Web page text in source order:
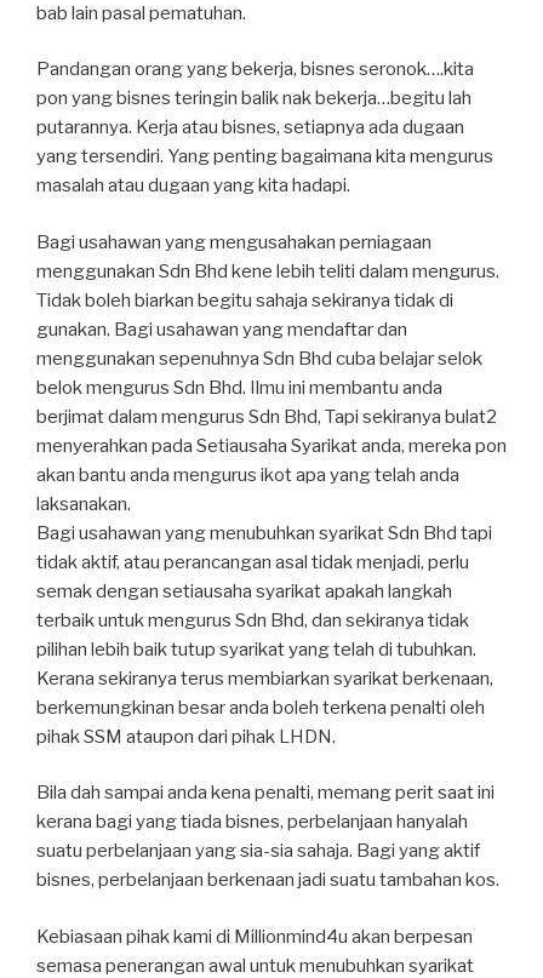
bab lain pasal pematuhan.
Pandangan orang yang bekerja, bisnes seronok….kita
pon yang bisnes teringin balik nak bekerja…begitu lah
putarannya. Kerja atau bisnes, setiapnya ada dugaan
yang tersendiri. Yang penting bagaimana kita mengurus
masalah atau dugaan yang kita hadapi.
Bagi usahawan yang mengusahakan perniagaan
menggunakan Sdn Bhd kene lebih teliti dalam mengurus.
Tidak boleh biarkan begitu sahaja sekiranya tidak di
gunakan. Bagi usahawan yang mendaftar dan
menggunakan sepenuhnya Sdn Bhd cuba belajar selok
belok mengurus Sdn Bhd. Ilmu ini membantu anda
berjimat dalam mengurus Sdn Bhd, Tapi sekiranya bulat2
menyerahkan pada Setiausaha Syarikat anda, mereka pon
akan bantu anda mengurus ikot apa yang telah anda
laksanakan.
Bagi usahawan yang menubuhkan syarikat Sdn Bhd tapi
tidak aktif, atau perancangan asal tidak menjadi, perlu
semak dengan setiausaha syarikat apakah langkah
terbaik untuk mengurus Sdn Bhd, dan sekiranya tidak
pilihan lebih baik tutup syarikat yang telah di tubuhkan.
Kerana sekiranya terus membiarkan syarikat berkenaan,
berkemungkinan besar anda boleh terkena penalti oleh
pihak SSM ataupon dari pihak LHDN.
Bila dah sampai anda kena penalti, memang perit saat ini
kerana bagi yang tiada bisnes, perbelanjaan hanyalah
suatu perbelanjaan yang sia-sia sahaja. Bagi yang aktif
bisnes, perbelanjaan berkenaan jadi suatu tambahan kos.
Kebiasaan pihak kami di Millionmind4u akan berpesan
semasa penerangan awal untuk menubuhkan syarikat